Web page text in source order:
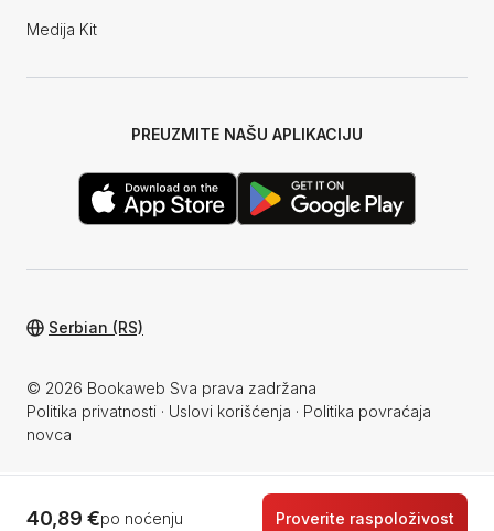
40,89 €po noćenju Proverite raspoloživost
Medija Kit
PREUZMITE NAŠU APLIKACIJU
© 2026 Bookaweb Sva prava zadržana
Politika privatnosti · Uslovi korišćenja · Politika povraćaja
novca
Serbian (RS)